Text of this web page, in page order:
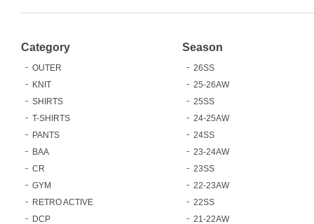
Category
OUTER
KNIT
SHIRTS
T-SHIRTS
PANTS
BAA
CR
GYM
RETRO ACTIVE
DCP
Season
26SS
25-26AW
25SS
24-25AW
24SS
23-24AW
23SS
22-23AW
22SS
21-22AW